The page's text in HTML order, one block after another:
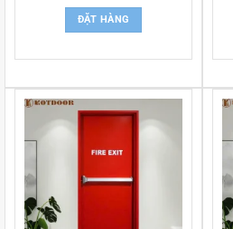
ĐẶT HÀNG